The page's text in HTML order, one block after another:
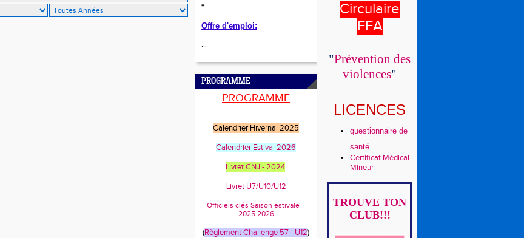
*
Offre d'emploi:
...
PROGRAMME
PROGRAMME
Calendrier Hivernal 2025
Calendrier Estival 2026
Livret CNJ - 2024
Livret U7/U10/U12
Officiels clés Saison estivale
2025 2026
(Règlement Challenge 57 - U12)
Circulaire
FFA
"Prévention des
violences"
LICENCES
questionnaire de
santé
Certificat Médical -
Mineur
TROUVE TON
CLUB!!!